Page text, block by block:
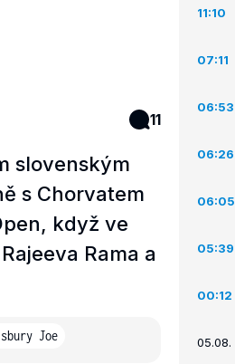
11
slovenským
s Chorvatem
když ve
Rama a
Joe
11:10
07:11
06:53
06:26
06:05
05:39
00:12
05.08.